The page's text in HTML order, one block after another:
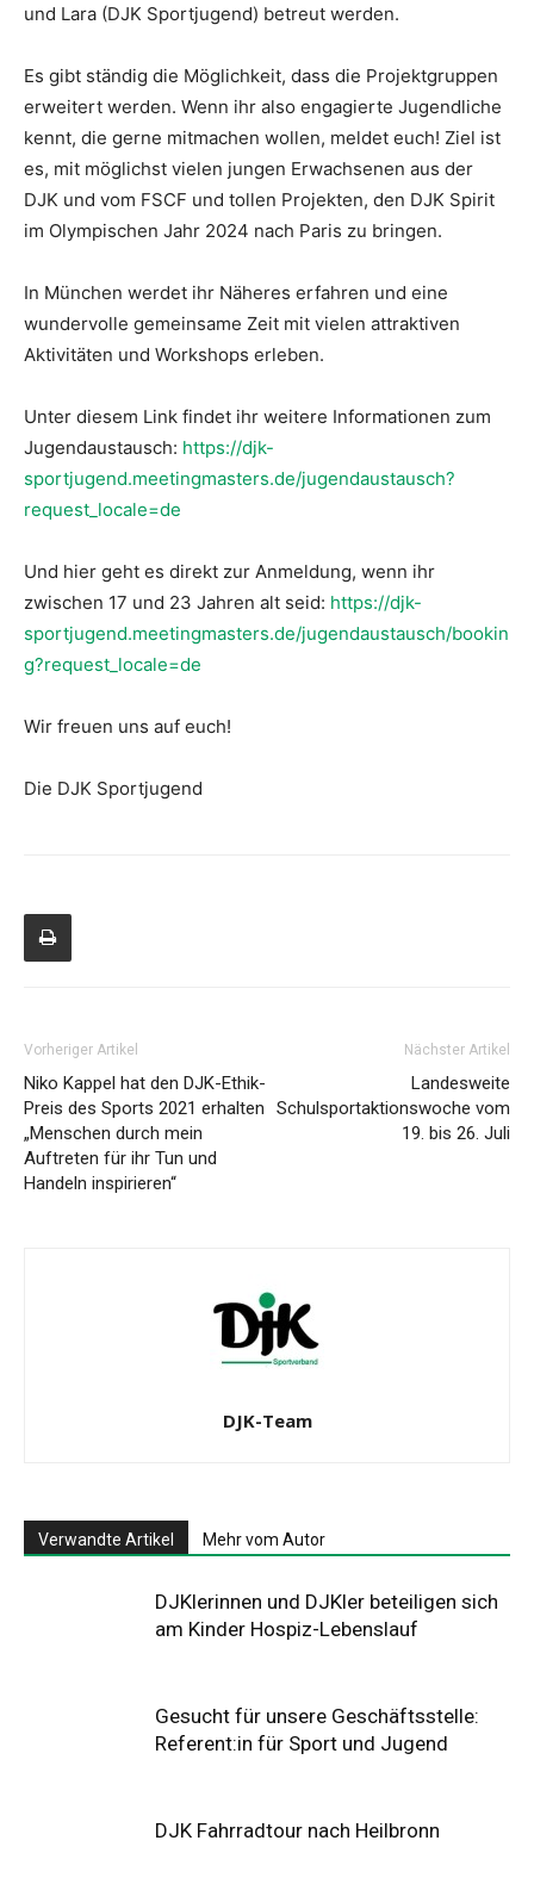
und Lara (DJK Sportjugend) betreut werden.
Es gibt ständig die Möglichkeit, dass die Projektgruppen
erweitert werden. Wenn ihr also engagierte Jugendliche
kennt, die gerne mitmachen wollen, meldet euch! Ziel ist
es, mit möglichst vielen jungen Erwachsenen aus der
DJK und vom FSCF und tollen Projekten, den DJK Spirit
im Olympischen Jahr 2024 nach Paris zu bringen.
In München werdet ihr Näheres erfahren und eine
wundervolle gemeinsame Zeit mit vielen attraktiven
Aktivitäten und Workshops erleben.
Unter diesem Link findet ihr weitere Informationen zum
Jugendaustausch: https://djk-
sportjugend.meetingmasters.de/jugendaustausch?
request_locale=de
Und hier geht es direkt zur Anmeldung, wenn ihr
zwischen 17 und 23 Jahren alt seid: https://djk-
sportjugend.meetingmasters.de/jugendaustausch/bookin
g?request_locale=de
Wir freuen uns auf euch!
Die DJK Sportjugend
Vorheriger Artikel
Niko Kappel hat den DJK-Ethik-
Preis des Sports 2021 erhalten
„Menschen durch mein
Auftreten für ihr Tun und
Handeln inspirieren“
Nächster Artikel
Landesweite
Schulsportaktionswoche vom
19. bis 26. Juli
DJK-Team
Verwandte Artikel Mehr vom Autor
DJKlerinnen und DJKler beteiligen sich
am Kinder Hospiz-Lebenslauf
Gesucht für unsere Geschäftsstelle:
Referent:in für Sport und Jugend
DJK Fahrradtour nach Heilbronn